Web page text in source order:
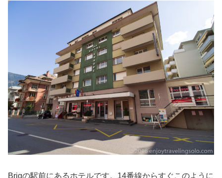
Brigの駅前にあるホテルです。14番線からすぐこのように